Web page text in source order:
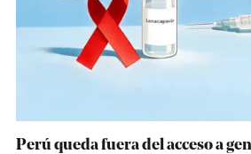
Perú queda fuera del acceso a